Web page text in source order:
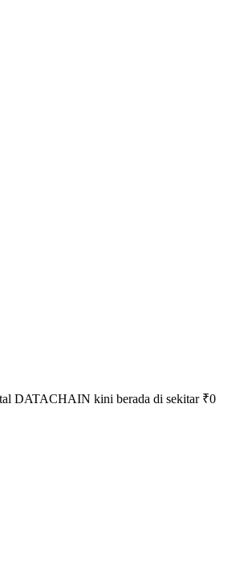
DATACHAIN kini berada di sekitar ₹0